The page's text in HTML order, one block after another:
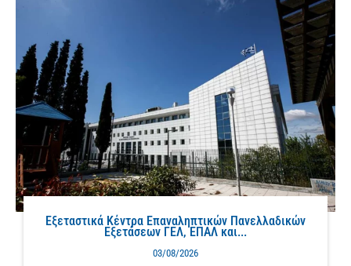
Εξεταστικά Κέντρα Επαναληπτικών Πανελλαδικών
Εξετάσεων ΓΕΛ, ΕΠΑΛ και...
03/08/2026